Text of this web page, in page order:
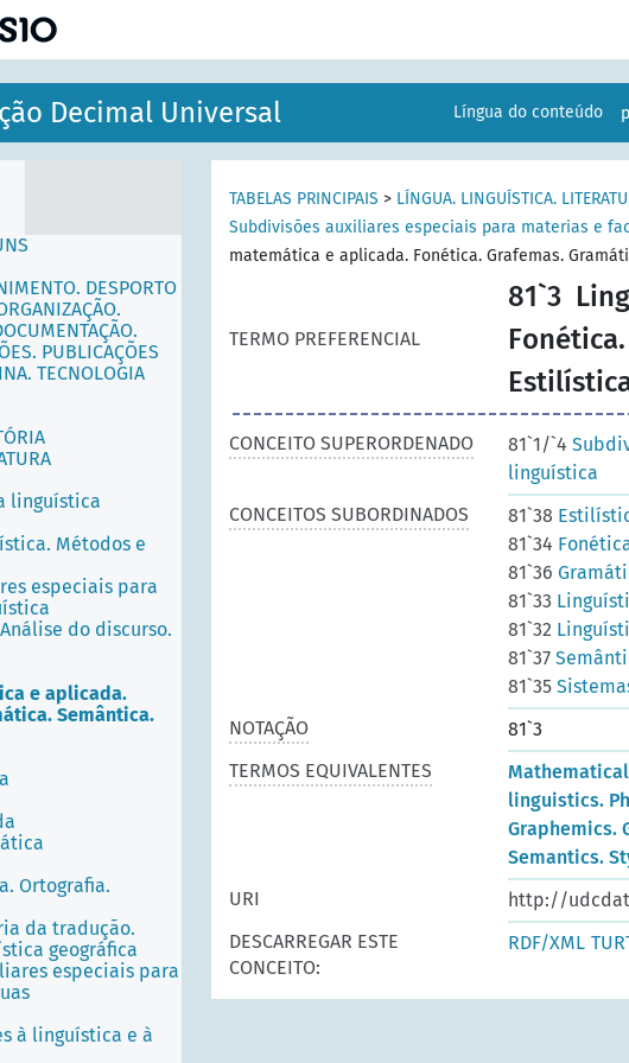
Decimal Universal Língua do conteúdo
DESPORTO
PUBLICAÇÕES
TECNOLOGIA
linguística
Métodos e
especiais para
do discurso.
e aplicada.
Semântica.
Ortografia.
da tradução.
geográfica
especiais para
à linguística e à
TABELAS PRINCIPAIS > LÍNGUA. LINGUÍSTICA.
Subdivisões auxiliares especiais para materias e
matemática e aplicada. Fonética. Grafemas.
TERMO PREFERENCIAL
81`3
CONCEITO SUPERORDENADO 81`1/`4
linguística
CONCEITOS SUBORDINADOS
81`38
81`34
81`36
81`33
81`32
81`37
81`35
NOTAÇÃO
81`3
TERMOS EQUIVALENTES
linguistics.
Graphemics.
Semantics.
URI
http://
DESCARREGAR ESTE
CONCEITO:
RDF/XML